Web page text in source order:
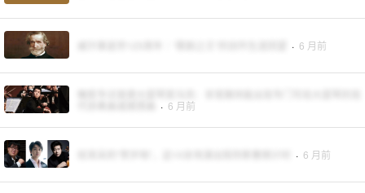
· 6 月前
· 6 月前
· 6 月前